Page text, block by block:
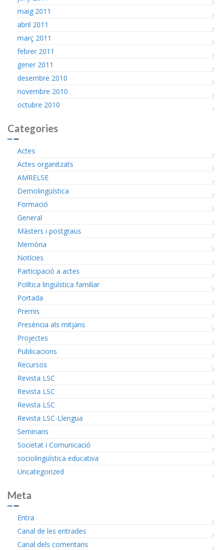
maig 2011
abril 2011
març 2011
febrer 2011
gener 2011
desembre 2010
novembre 2010
octubre 2010
Categories
Actes
Actes organitzats
AMRELSE
Demolingüística
Formació
General
Màsters i postgraus
Memòria
Notícies
Participació a actes
Política lingüística familiar
Portada
Premis
Presència als mitjans
Projectes
Publicacions
Recursos
Revista LSC
Revista LSC
Revista LSC
Revista LSC-Llengua
Seminaris
Societat i Comunicació
sociolingüística educativa
Uncategorized
Meta
Entra
Canal de les entrades
Canal dels comentaris